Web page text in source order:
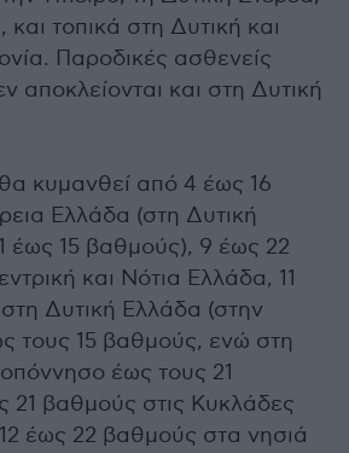
τοπικά στη Δυτική και
Παροδικές ασθενείς
αποκλείονται και στη Δυτική
κυμανθεί από 4 έως 16
Ελλάδα (στη Δυτική
έως 15 βαθμούς), 9 έως 22
και Νότια Ελλάδα, 11
Δυτική Ελλάδα (στην
τους 15 βαθμούς, ενώ στη
έως τους 21
21 βαθμούς στις Κυκλάδες
έως 22 βαθμούς στα νησιά